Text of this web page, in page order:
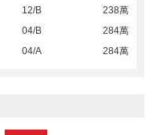
12/B
238萬
04/B
284萬
04/A 284萬